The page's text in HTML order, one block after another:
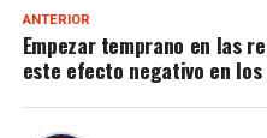
ANTERIOR
Empezar temprano en las
este efecto negativo en los